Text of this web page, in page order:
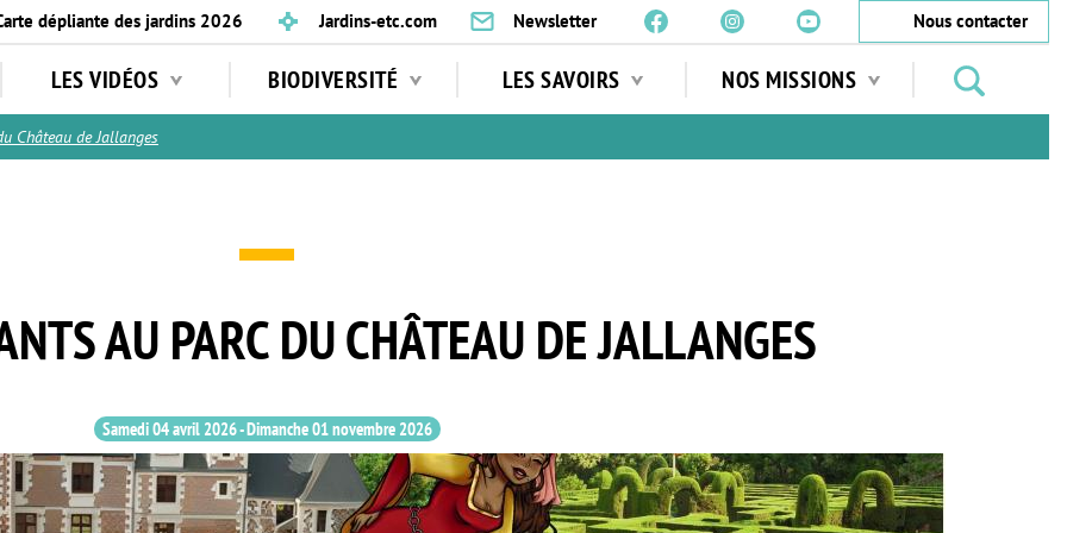
dépliante des jardins 2026 Jardins-etc.com Newsletter
Nous contacter
LES VIDÉOS BIODIVERSITÉ LES SAVOIRS NOS MISSIONS
jardins
Château de Jallanges
AU PARC DU CHÂTEAU DE JALLANGES
Samedi 04 avril 2026-Dimanche 01 novembre 2026